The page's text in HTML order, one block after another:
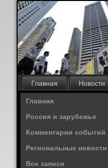
Главная Новости
Главная
Россия и зарубежье
Комментарии событий
Региональные новости
Все записи